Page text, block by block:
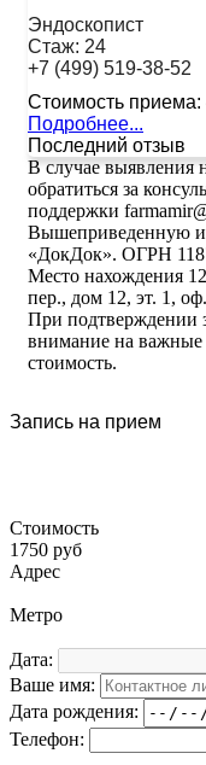
Эндоскопист
Стаж: 24
+7 (499) 519-38-52
Стоимость приема:
Подробнее...
Последний отзыв
В случае выявления
обратиться за
поддержки
Вышеприведенную
«ДокДок». ОГРН
Место нахождения
пер., дом 12, эт. 1,
При
внимание на важные
стоимость.
Запись на прием
Стоимость
1750 руб
Адрес
Метро
Дата:
Ваше имя:
Дата рождения:
Телефон: